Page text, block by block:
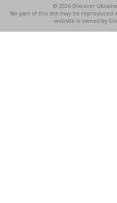
© 2026 Discover
No part of this site may be
website is owned by